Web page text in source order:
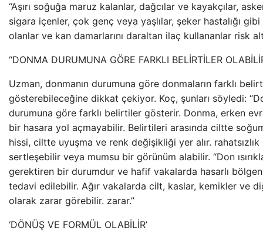
“Aşırı soğuğa maruz kalanlar, dağcılar ve kayakçılar,
sigara içenler, çok genç veya yaşlılar, şeker hastalığı gibi
olanlar ve kan damarlarını daraltan ilaç kullananlar risk
“DONMA DURUMUNA GÖRE FARKLI BELİRTİLER
Uzman, donmanın durumuna göre donmaların farklı
gösterebileceğine dikkat çekiyor. Koç, şunları söyledi:
durumuna göre farklı belirtiler gösterir. Donma, erken
bir hasara yol açmayabilir. Belirtileri arasında ciltte
hissi, ciltte uyuşma ve renk değişikliği yer alır.
sertleşebilir veya mumsu bir görünüm alabilir. “Don
gerektiren bir durumdur ve hafif vakalarda hasarlı
tedavi edilebilir. Ağır vakalarda cilt, kaslar, kemikler ve
olarak zarar görebilir. zarar.”
‘DÖNÜŞ VE FORMÜL OLABİLİR’